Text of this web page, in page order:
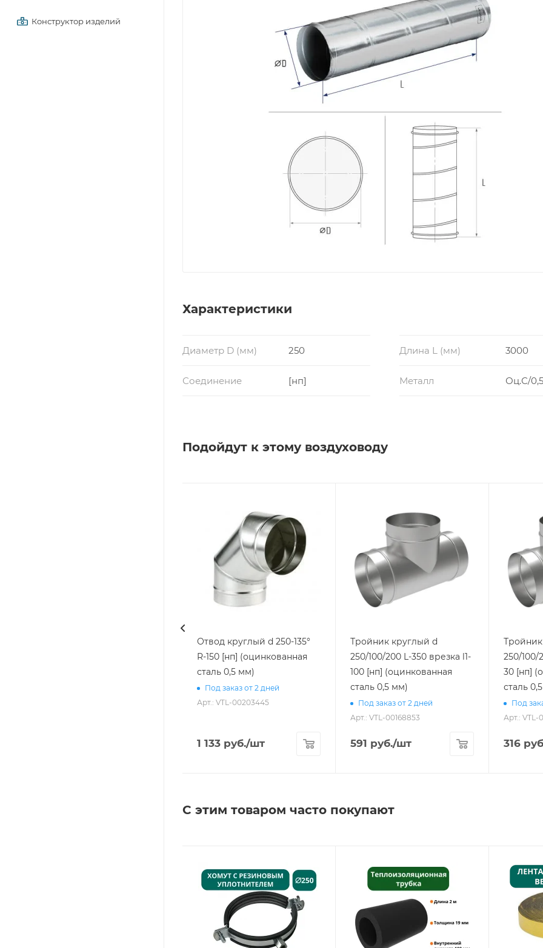
Конструктор изделий
Характеристики
Диаметр D (мм) 250 Длина L (мм) 3000
Соединение [нп] Металл Оц.С/
Подойдут к этому воздуховоду
Отвод круглый d 250-135°
R-150 [нп] (оцинкованная
сталь 0,5 мм)
Под заказ от 2 дней
Арт.: VTL-00203445
1 133 руб./шт
Тройник круглый d
250/100/200 L-350 врезка l1-
100 [нп] (оцинкованная
сталь 0,5 мм)
Под заказ от 2 дней
Арт.: VTL-00168853
591 руб./шт
250/100/
30 [нп]
сталь
Под
Арт.: VTL-
316
С этим товаром часто покупают